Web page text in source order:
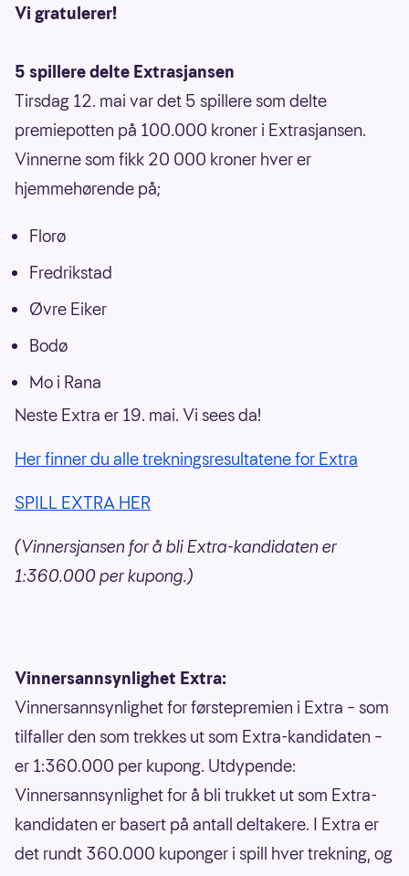
Vi gratulerer!
5 spillere delte Extrasjansen
Tirsdag 12. mai var det 5 spillere som delte
premiepotten på 100.000 kroner i Extrasjansen.
Vinnerne som fikk 20 000 kroner hver er
hjemmehørende på;
Florø
Fredrikstad
Øvre Eiker
Bodø
Mo i Rana
Neste Extra er 19. mai. Vi sees da!
Her finner du alle trekningsresultatene for Extra
SPILL EXTRA HER
(Vinnersjansen for å bli Extra-kandidaten er
1:360.000 per kupong.)
Vinnersannsynlighet Extra:
Vinnersannsynlighet for førstepremien i Extra – som
tilfaller den som trekkes ut som Extra-kandidaten –
er 1:360.000 per kupong. Utdypende:
Vinnersannsynlighet for å bli trukket ut som Extra-
kandidaten er basert på antall deltakere. I Extra er
det rundt 360.000 kuponger i spill hver trekning, og